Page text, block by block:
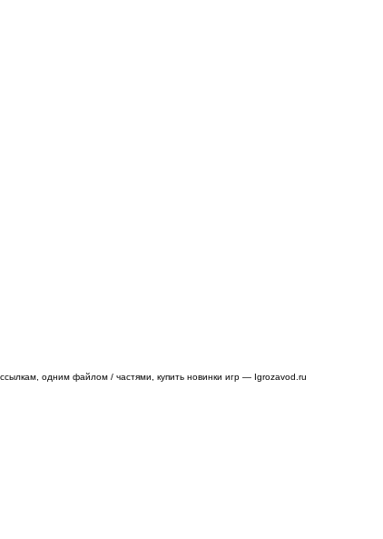
одним файлом / частями, купить новинки игр — Igrozavod.ru